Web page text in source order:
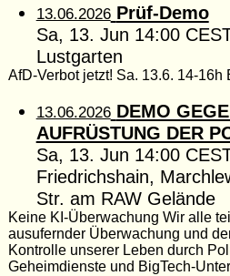
13.06.2026 Prüf-Demo
Sa, 13. Jun 14:00
Lustgarten
AfD-Verbot jetzt! Sa. 13.6. 14-16h
13.06.2026 DEMO
AUFRÜSTUNG DER
Sa, 13. Jun 14:00
Friedrichshain,
Str. am RAW Gelände
Keine KI-Überwachung Wir alle
ausufernder Überwachung und
Kontrolle unserer Leben durch
Geheimdienste und BigTech-